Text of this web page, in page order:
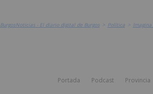
BurgosNoticias - El diario digital de Burgos > Política >
Portada Podcast Provincia